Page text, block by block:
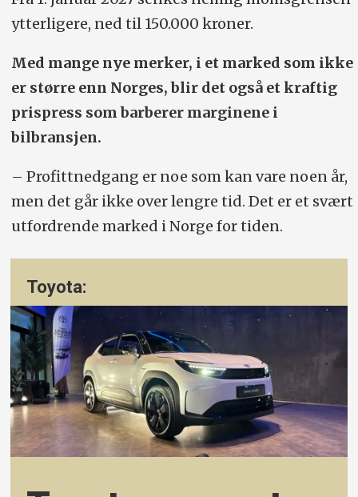
ytterligere, ned til 150.000 kroner.
Med mange nye merker, i et marked som ikke
er større enn Norges, blir det også et kraftig
prispress som barberer marginene i
bilbransjen.
– Profittnedgang er noe som kan vare noen år,
men det går ikke over lengre tid. Det er et svært
utfordrende marked i Norge for tiden.
Toyota: